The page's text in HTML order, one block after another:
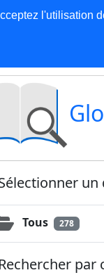
Plus
un
Tous 278
Rechercher
l'utilisation